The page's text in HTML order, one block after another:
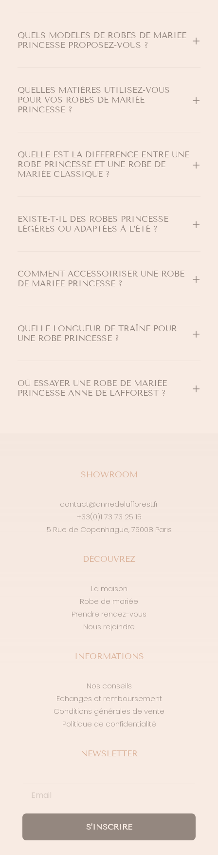
QUELS MODÈLES DE ROBES DE MARIÉE
PRINCESSE PROPOSEZ-VOUS ?
QUELLES MATIÈRES UTILISEZ-VOUS
POUR VOS ROBES DE MARIÉE
PRINCESSE ?
QUELLE EST LA DIFFÉRENCE ENTRE UNE
ROBE PRINCESSE ET UNE ROBE DE
MARIÉE CLASSIQUE ?
EXISTE-T-IL DES ROBES PRINCESSE
LÉGÈRES OU ADAPTÉES À L’ÉTÉ ?
COMMENT ACCESSOIRISER UNE ROBE
DE MARIÉE PRINCESSE ?
QUELLE LONGUEUR DE TRAÎNE POUR
UNE ROBE PRINCESSE ?
OÙ ESSAYER UNE ROBE DE MARIÉE
PRINCESSE ANNE DE LAFFOREST ?
SHOWROOM
contact@annedelafforest.fr
+33(0)1 73 73 25 15
5 Rue de Copenhague, 75008 Paris
DÉCOUVREZ
La maison
Robe de mariée
Prendre rendez-vous
Nous rejoindre
INFORMATIONS
Nos conseils
Echanges et remboursement
Conditions générales de vente
Politique de confidentialité
NEWSLETTER
S'INSCRIRE